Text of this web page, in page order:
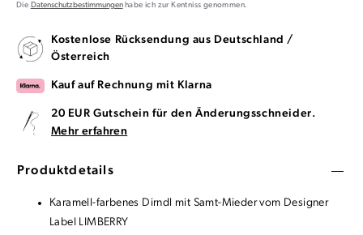
Die Datenschutzbestimmungenhabe ich zur Kentniss genommen.
Kostenlose Rücksendung aus Deutschland /
Österreich
Kauf auf Rechnung mit Klarna
20 EUR Gutschein für den Änderungsschneider.
Mehr erfahren
Produktdetails
Karamell-farbenes Dirndl mit Samt-Mieder vom Designer
Label LIMBERRY